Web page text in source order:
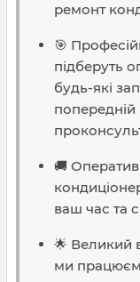
ремонт
🎯
підберуть
будь-які
попередній
🚚
ваш час та
🌟 Великий
ми